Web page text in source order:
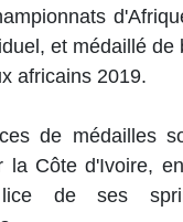
et médaillé de
africains 2019.
de médailles
la Côte d'Ivoire,
de ses